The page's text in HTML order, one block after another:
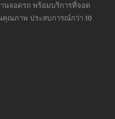
นจอดรถ พร้อมบริการที่จอด
ณภาพ ประสบการณ์กว่า 10